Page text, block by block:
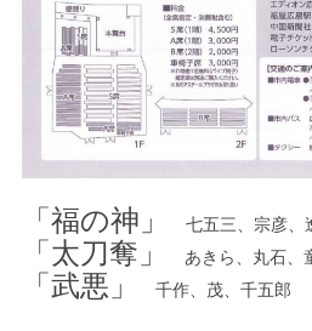
「福の神」 七五三、宗彦、
「太刀奪」 あきら、丸石、
「武悪」 千作、茂、千五郎